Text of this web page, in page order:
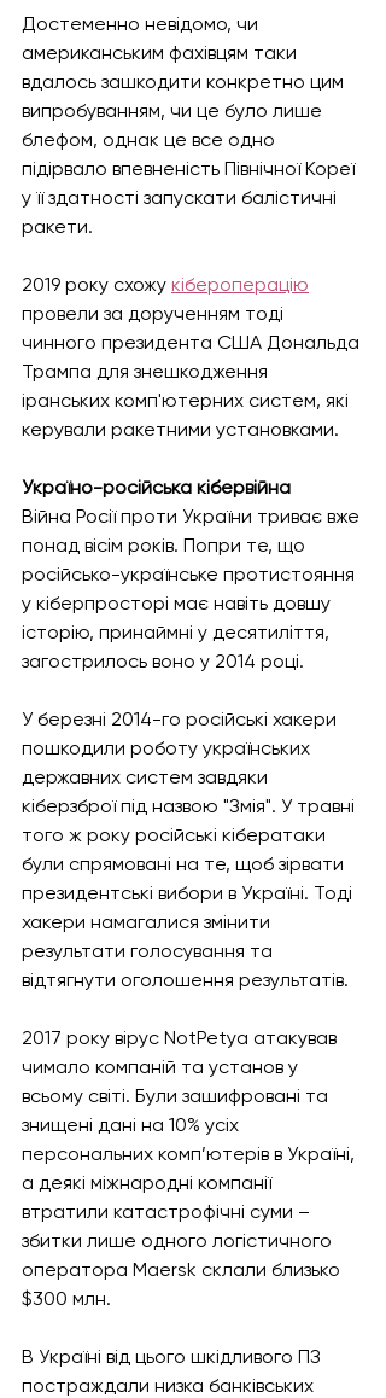
Достеменно невідомо, чи
американським фахівцям таки
вдалось зашкодити конкретно цим
випробуванням, чи це було лише
блефом, однак це все одно
підірвало впевненість Північної Кореї
у її здатності запускати балістичні
ракети.
2019 року схожу кібероперацію
провели за дорученням тоді
чинного президента США Дональда
Трампа для знешкодження
іранських комп'ютерних систем, які
керували ракетними установками.
Україно-російська кібервійна
Війна Росії проти України триває вже
понад вісім років. Попри те, що
російсько-українське протистояння
у кіберпросторі має навіть довшу
історію, принаймні у десятиліття,
загострилось воно у 2014 році.
У березні 2014-го російські хакери
пошкодили роботу українських
державних систем завдяки
кіберзброї під назвою "Змія". У травні
того ж року російські кібератаки
були спрямовані на те, щоб зірвати
президентські вибори в Україні. Тоді
хакери намагалися змінити
результати голосування та
відтягнути оголошення результатів.
2017 року вірус NotPetya атакував
чимало компаній та установ у
всьому світі. Були зашифровані та
знищені дані на 10% усіх
персональних комп’ютерів в Україні,
а деякі міжнародні компанії
втратили катастрофічні суми –
збитки лише одного логістичного
оператора Maersk склали близько
$300 млн.
В Україні від цього шкідливого ПЗ
постраждали низка банківських